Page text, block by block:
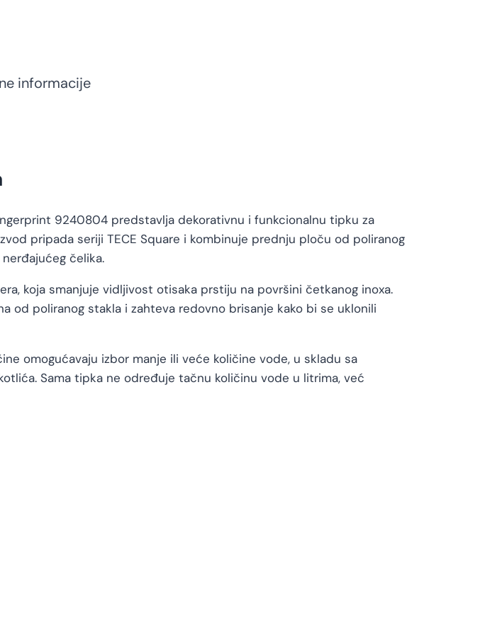
informacije
9240804 predstavlja dekorativnu i funkcionalnu tipku za
pripada seriji TECE Square i kombinuje prednju ploču od poliranog
čelika.
koja smanjuje vidljivost otisaka prstiju na površini četkanog inoxa.
od poliranog stakla i zahteva redovno brisanje kako bi se uklonili
omogućavaju izbor manje ili veće količine vode, u skladu sa
Sama tipka ne određuje tačnu količinu vode u litrima, već